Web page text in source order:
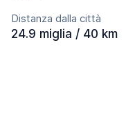
Distanza dalla città
24.9 miglia / 40 km